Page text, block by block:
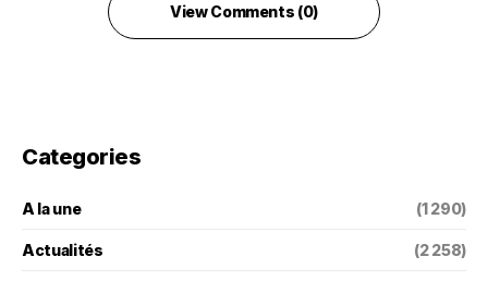
View Comments (0)
Categories
A la une (1 290)
Actualités (2 258)